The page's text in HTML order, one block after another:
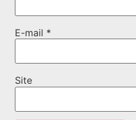
E-mail *
Site